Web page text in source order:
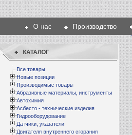
О нас Производство
КАТАЛОГ
Все товары
Новые позиции
Производимые товары
Абразивные материалы, инструменты
Автохимия
Асбесто - технические изделия
Гидрооборудование
Датчики, указатели
Двигателя внутреннего сгорания